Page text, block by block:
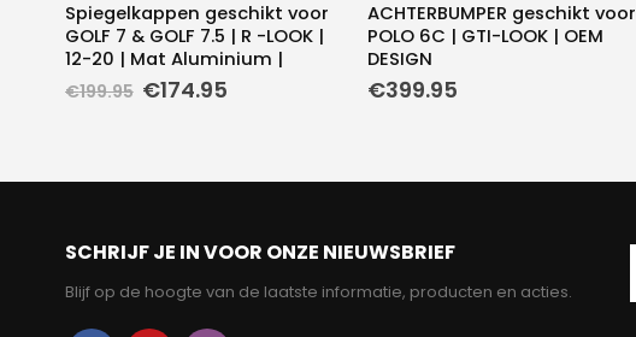
Spiegelkappen geschikt voor
GOLF 7 & GOLF 7.5 | R -LOOK |
12-20 | Mat Aluminium |
€199.95 Oorspronkelijke
€174.95Huidige
ACHTERBUMPER geschikt voor
POLO 6C | GTI-LOOK | OEM
DESIGN
€399.95
SCHRIJF JE IN VOOR ONZE NIEUWSBRIEF
Blijf op de hoogte van de laatste informatie, producten en acties.